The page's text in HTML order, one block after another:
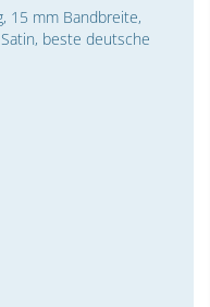
15 mm Bandbreite,
beste deutsche